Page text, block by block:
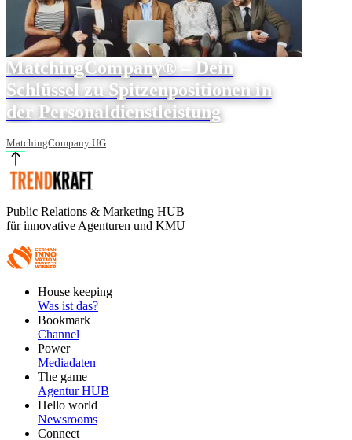
MatchingCompany® – Dein
Schlüssel zu Spitzenpositionen in
der Personaldienstleistung
MatchingCompany UG
Public Relations & Marketing HUB
für innovative Agenturen und KMU
FooterHouse keeping
Was ist das?
Bookmark
Channel
Power
Mediadaten
The game
Agentur HUB
Hello world
Newsrooms
Connect